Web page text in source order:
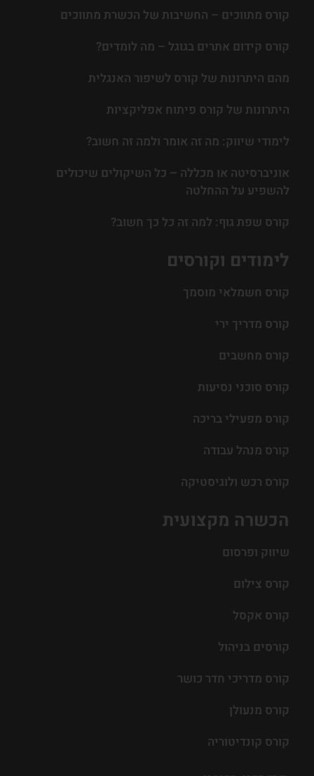
הכשרה מקצועית
שיווק ופרסום
קורס צילום
קורס אקסל
קורסים בניהול
קורס מדריכי חדר כושר
קורס מנעולן
קורס קונדיטוריה
לימודים וקורסים
קורס חשמלאי מוסמך
קורס מדריך ירי
קורס מחשבים
קורס סוכני נסיעות
קורס מפעילי בריכה
קורס מנהל עבודה
קורס רכש ולוגיסטיקה
קורס מתווכים – החשיבות של הכשרת מתווכים
קורס קידום אתרים בגוגל – מה לומדים?
מהם היתרונות של קורס לשיפור האנגלית
היתרונות של קורס פיתוח אפליקציות
לימודי שיווק: מה זה אומר ולמה זה חשוב?
אוניברסיטה או מכללה – כל השיקולים שיכולים
להשפיע על ההחלטה
קורס שפת גוף: למה זה כל כך חשוב?